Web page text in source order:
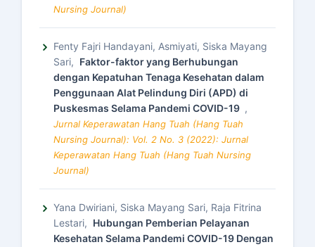
Nursing Journal)
Fenty Fajri Handayani, Asmiyati, Siska Mayang
Sari, Faktor-faktor yang Berhubungan
dengan Kepatuhan Tenaga Kesehatan dalam
Penggunaan Alat Pelindung Diri (APD) di
Puskesmas Selama Pandemi COVID-19 ,
Jurnal Keperawatan Hang Tuah (Hang Tuah
Nursing Journal): Vol. 2 No. 3 (2022): Jurnal
Keperawatan Hang Tuah (Hang Tuah Nursing
Journal)
Yana Dwiriani, Siska Mayang Sari, Raja Fitrina
Lestari, Hubungan Pemberian Pelayanan
Kesehatan Selama Pandemi COVID-19 Dengan